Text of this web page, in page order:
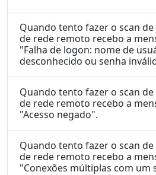
Quando tento fazer o scan
de rede remoto recebo a
"Falha de logon: nome de
desconhecido ou senha
Quando tento fazer o scan
de rede remoto recebo a
"Acesso negado".
Quando tento fazer o scan
de rede remoto recebo a
"Conexões múltiplas com um